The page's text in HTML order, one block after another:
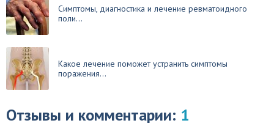
Симптомы, диагностика и лечение ревматоидного
поли...
Какое лечение поможет устранить симптомы
поражения...
Отзывы и комментарии: 1